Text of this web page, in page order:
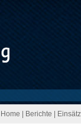
Home Berichte